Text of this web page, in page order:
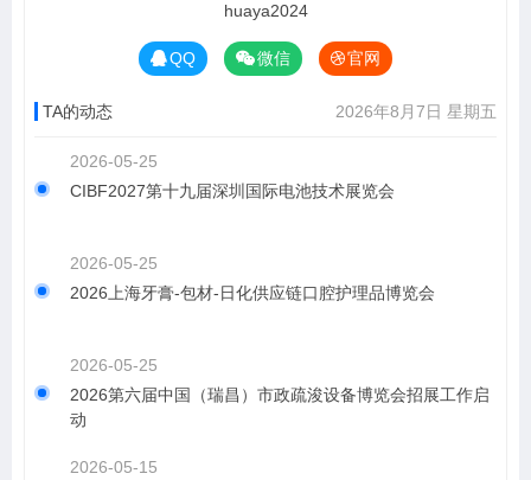
huaya2024
QQ 微信 官网
TA的动态 2026年8月7日 星期五
2026-05-25
CIBF2027第十九届深圳国际电池技术展览会
2026-05-25
2026上海牙膏-包材-日化供应链口腔护理品博览会
2026-05-25
2026第六届中国（瑞昌）市政疏浚设备博览会招展工作启
动
2026-05-15